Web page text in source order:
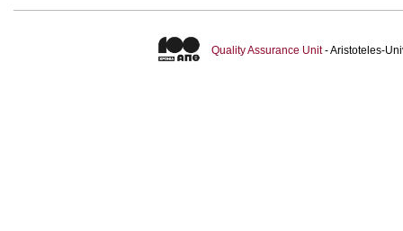
Quality Assurance Unit- Aristoteles-